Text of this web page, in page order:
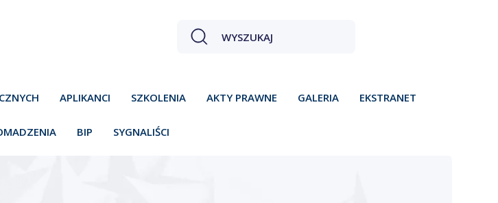
APLIKANCI SZKOLENIA AKTY PRAWNE GALERIA EKSTRANET
BIP SYGNALIŚCI